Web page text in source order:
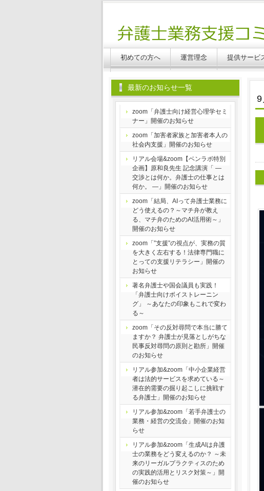
Benlabo
初めての方へ 運営理念 提供サービ
最新のお知らせ一覧
zoom「弁護士向け経営心理学セミ
ナー」開催のお知らせ
zoom「加害者家族と加害者本人の
社会内支援」開催のお知らせ
リアル会場&zoom【ベンラボ特別
企画】原和良先生 記念講演「 ―
交渉とは何か。弁護士の仕事とは
何か。 ―」開催のお知らせ
zoom「結局、AIって弁護士業務に
どう使えるの？～マチ弁が教え
る、マチ弁のためのAI活用術～」
開催のお知らせ
zoom「”支援”の視点が、実務の質
を大きく左右する！法律専門職に
とっての支援リテラシー」開催の
お知らせ
著名弁護士や国会議員も実践！
「弁護士向けボイストレーニン
グ」 ～あなたの印象もこれで変わ
る～
zoom「その反対尋問で本当に勝て
ますか？ 弁護士が見落としがちな
民事反対尋問の原則と勘所」開催
のお知らせ
リアル参加&zoom「中小企業経営
者は法的サービスを求めている～
潜在的需要の掘り起こしに挑戦す
る弁護士」開催のお知らせ
リアル参加&zoom「若手弁護士の
業務・経営の交流会」開催のお知
らせ
リアル参加&zoom「生成AIは弁護
士の業務をどう変えるのか？ ～未
来のリーガルプラクティスのため
の実践的活用とリスク対策～」開
催のお知らせ